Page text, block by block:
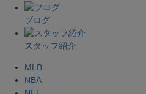
ブログ
スタッフ紹介
MLB
NBA